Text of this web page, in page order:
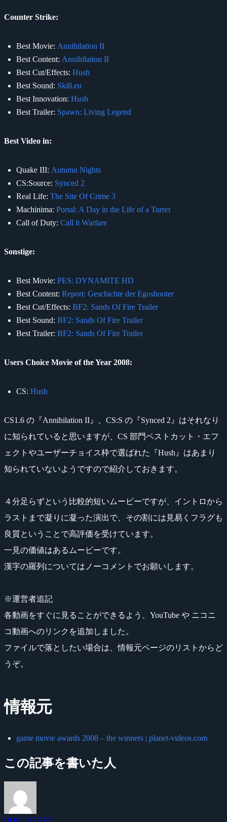
Counter Strike:
Best Movie: Annihilation II
Best Content: Annihilation II
Best Cut/Effects: Hush
Best Sound: Skill.eu
Best Innovation: Hush
Best Trailer: Spawn: Living Legend
Best Video in:
Quake III: Autumn Nights
CS:Source: Synced 2
Real Life: The Site Of Crime 3
Machinima: Portal: A Day in the Life of a Turret
Call of Duty: Call it Warfare
Sonstige:
Best Movie: PES: DYNAMITE HD
Best Content: Report: Geschichte der Egoshooter
Best Cut/Effects: BF2: Sands Of Fire Trailer
Best Sound: BF2: Sands Of Fire Trailer
Best Trailer: BF2: Sands Of Fire Trailer
Users Choice Movie of the Year 2008:
CS: Hush
CS1.6 の『Annihilation II』、CS:S の『Synced 2』はそれなり
に知られていると思いますが、CS 部門ベストカット・エフ
ェクトやユーザーチョイス枠で選ばれた『Hush』はあまり
知られていないようですので紹介しておきます。
４分足らずという比較的短いムービーですが、イントロから
ラストまで凝りに凝った演出で、その割には見易くフラグも
良質ということで高評価を受けています。
一見の価値はあるムービーです。
漢字の羅列についてはノーコメントでお願いします。
※運営者追記
各動画をすぐに見ることができるよう、YouTube や ニコニ
コ動画へのリンクを追加しました。
ファイルで落としたい場合は、情報元ページのリストからど
うぞ。
情報元
game movie awards 2008 – the winners | planet-videos.com
この記事を書いた人
BOSUKETE2